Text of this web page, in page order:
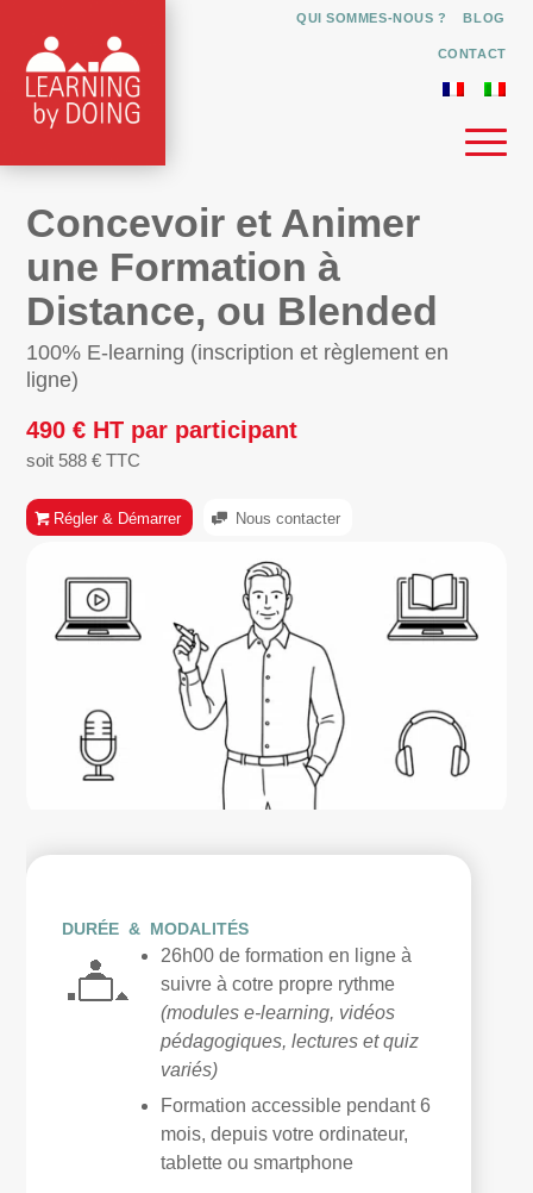
QUI SOMMES-NOUS ? BLOG
CONTACT
Concevoir et Animer
une Formation à
Distance, ou Blended
100% E-learning (inscription et règlement en
ligne)
490 € HT par participant
soit 588 € TTC
Régler & Démarrer Nous contacter
DURÉE & MODALITÉS
26h00 de formation en ligne à
suivre à cotre propre rythme
(modules e-learning, vidéos
pédagogiques, lectures et quiz
variés)
Formation accessible pendant 6
mois, depuis votre ordinateur,
tablette ou smartphone